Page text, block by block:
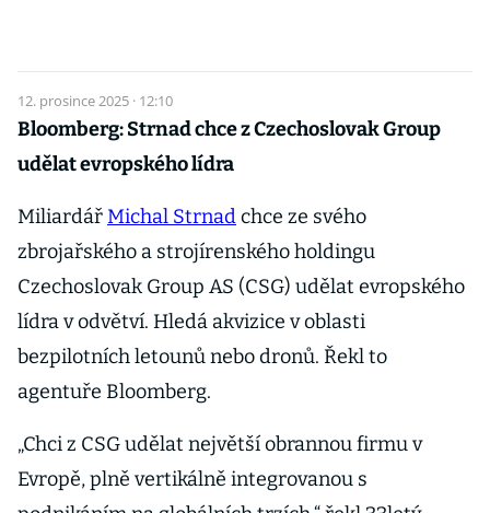
12. prosince 2025 · 12:10
Bloomberg: Strnad chce z Czechoslovak Group
udělat evropského lídra
MiliardářMichal Strnadchce ze svého
zbrojařského a strojírenského holdingu
Czechoslovak Group AS (CSG) udělat evropského
lídra v odvětví. Hledá akvizice v oblasti
bezpilotních letounů nebo dronů. Řekl to
agentuře Bloomberg.
„Chci z CSG udělat největší obrannou firmu v
Evropě, plně vertikálně integrovanou s